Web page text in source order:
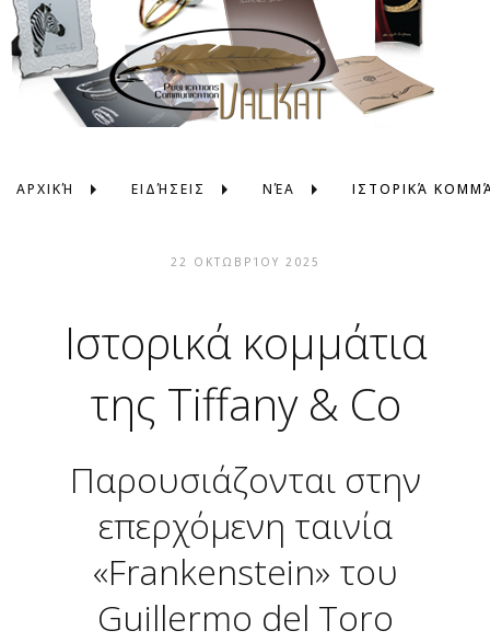
ΑΡΧΙΚΉ ΕΙΔΉΣΕΙΣ ΝΈΑ ΙΣΤΟΡΙΚΆ
22 ΟΚΤΩΒΡΊΟΥ 2025
Ιστορικά κομμάτια
της Tiffany & Co
Παρουσιάζονται στην
επερχόμενη ταινία
«Frankenstein» του
Guillermo del Toro